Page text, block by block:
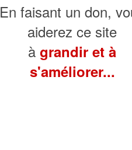
En faisant un don,
aiderez ce site
à grandir et à
s'améliorer...